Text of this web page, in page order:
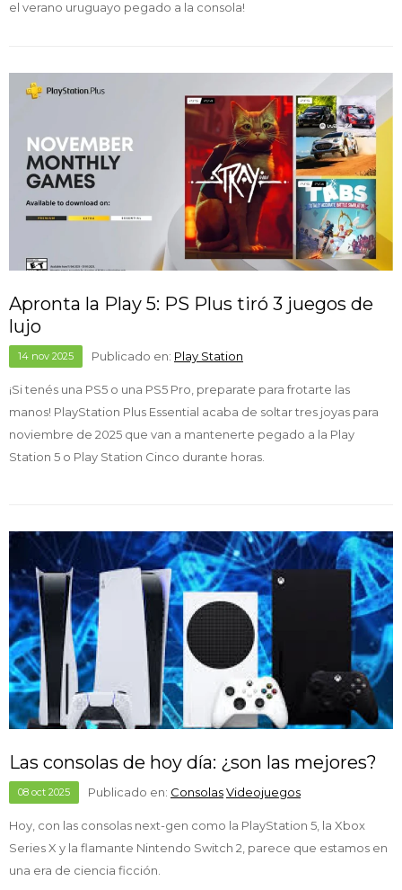
el verano uruguayo pegado a la consola!
Apronta la Play 5: PS Plus tiró 3 juegos de
lujo
14 nov 2025 Publicado en: Play Station
¡Si tenés una PS5 o una PS5 Pro, preparate para frotarte las
manos! PlayStation Plus Essential acaba de soltar tres joyas para
noviembre de 2025 que van a mantenerte pegado a la Play
Station 5 o Play Station Cinco durante horas.
Las consolas de hoy día: ¿son las mejores?
08 oct 2025 Publicado en: ConsolasVideojuegos
Hoy, con las consolas next-gen como la PlayStation 5, la Xbox
Series X y la flamante Nintendo Switch 2, parece que estamos en
una era de ciencia ficción.